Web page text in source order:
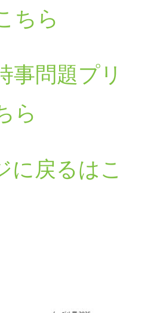
ちら
事問題プリ
ら
に戻るはこ